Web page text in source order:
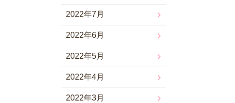
2022年7月
2022年6月
2022年5月
2022年4月
2022年3月